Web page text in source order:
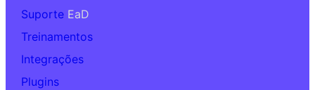
Suporte EaD
Treinamentos
Integrações
Plugins